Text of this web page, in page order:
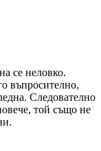
се неловко.
въпросително,
Следователно
той също не